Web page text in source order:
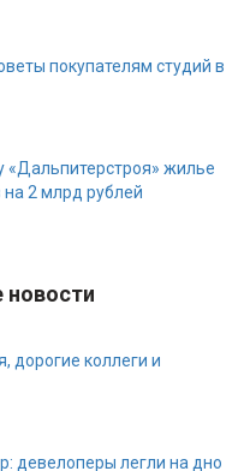
покупателям студий в
«Дальпитерстроя» жилье
2 млрд рублей
дорогие коллеги и
девелоперы легли на дно